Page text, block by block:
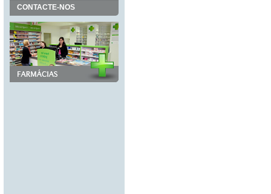
CONTACTE-NOS